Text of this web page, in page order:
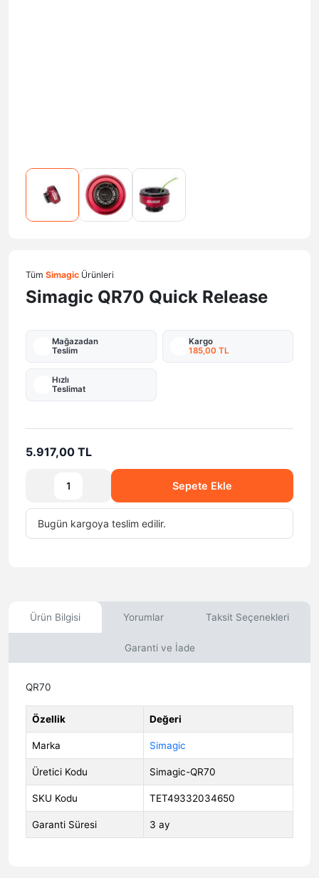
Tüm Simagic Ürünleri
Simagic QR70 Quick Release
Mağazadan
Teslim
Kargo
185,00 TL
Hızlı
Teslimat
5.917,00 TL
Sepete Ekle
Bugün kargoya teslim edilir.
Ürün Bilgisi Yorumlar Taksit Seçenekleri
Garanti ve İade
QR70
Özellik Değeri
Marka Simagic
Üretici Kodu Simagic-QR70
SKU Kodu TET49332034650
Garanti Süresi 3 ay